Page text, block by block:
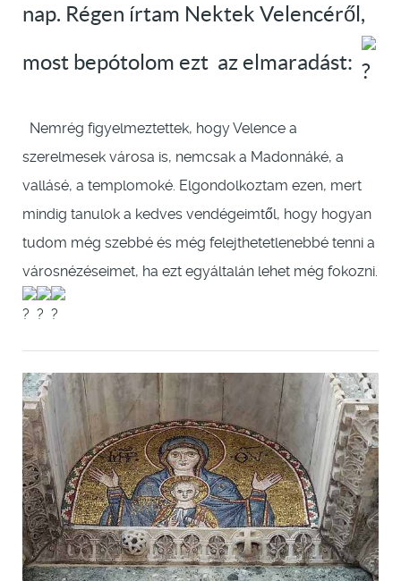
nap. Régen írtam Nektek Velencéről,
most bepótolom ezt az elmaradást:
Nemrég figyelmeztettek, hogy Velence a
szerelmesek városa is, nemcsak a Madonnáké, a
vallásé, a templomoké. Elgondolkoztam ezen, mert
mindig tanulok a kedves vendégeimtől, hogy hogyan
tudom még szebbé és még felejthetetlenebbé tenni a
városnézéseimet, ha ezt egyáltalán lehet még fokozni.